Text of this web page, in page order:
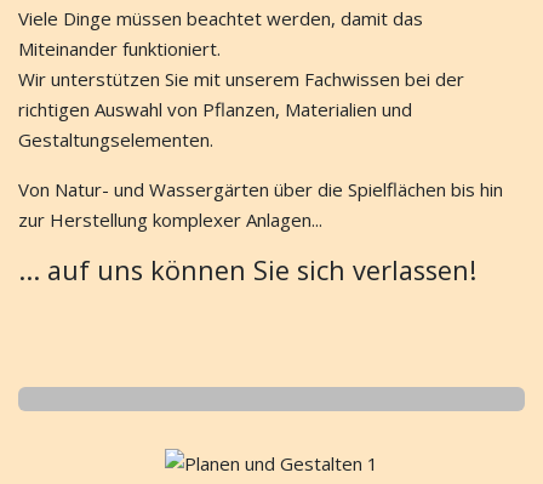
Viele Dinge müssen beachtet werden, damit das
Miteinander funktioniert.
Wir unterstützen Sie mit unserem Fachwissen bei der
richtigen Auswahl von Pflanzen, Materialien und
Gestaltungselementen.
Von Natur- und Wassergärten über die Spielflächen bis hin
zur Herstellung komplexer Anlagen...
... auf uns können Sie sich verlassen!